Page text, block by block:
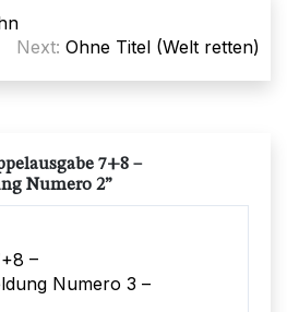
Next: Ohne Titel (Welt retten)
7+8 –
Numero 2”
–
Numero 3 –